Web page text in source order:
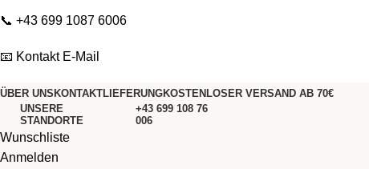
📞 +43 699 1087 6006
📧 Kontakt E-Mail
ÜBER UNS KONTAKTLIEFERUNGKOSTENLOSER VERSAND AB 70€
UNSERE
STANDORTE
+43 699 108 76
006
Wunschliste
Anmelden